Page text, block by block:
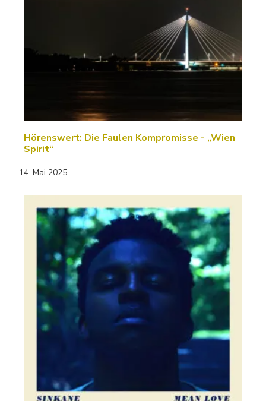
Hörenswert: Die Faulen Kompromisse - „Wien
Spirit“
14. Mai 2025